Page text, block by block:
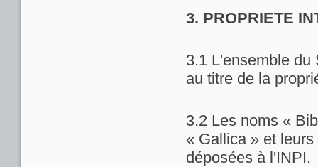
3. PROPRIETE
3.1 L'ensemble du
au titre de la
3.2 Les noms «
« Gallica » et
déposées à l'INPI.